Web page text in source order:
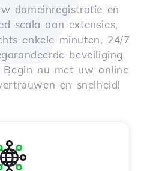
domeinregistratie en
scala aan extensies,
enkele minuten, 24/7
beveiliging
Begin nu met uw online
en snelheid!